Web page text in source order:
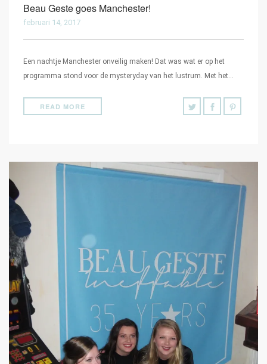
Beau Geste goes Manchester!
februari 14, 2017
Een nachtje Manchester onveilig maken! Dat was wat er op het
programma stond voor de mysteryday van het lustrum. Met het…
READ MORE